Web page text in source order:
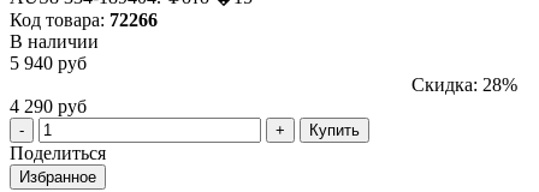
Код товара: 72266
В наличии
5 940 руб
Скидка: 28%
4 290 руб
Купить
Поделиться
Избранное